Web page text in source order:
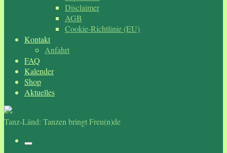
Disclaimer
AGB
Cookie-Richtlinie (EU)
Kontakt
Anfahrt
FAQ
Kalender
Shop
Aktuelles
Tanz-Länd: Tanzen bringt Freu(n)de
Menü